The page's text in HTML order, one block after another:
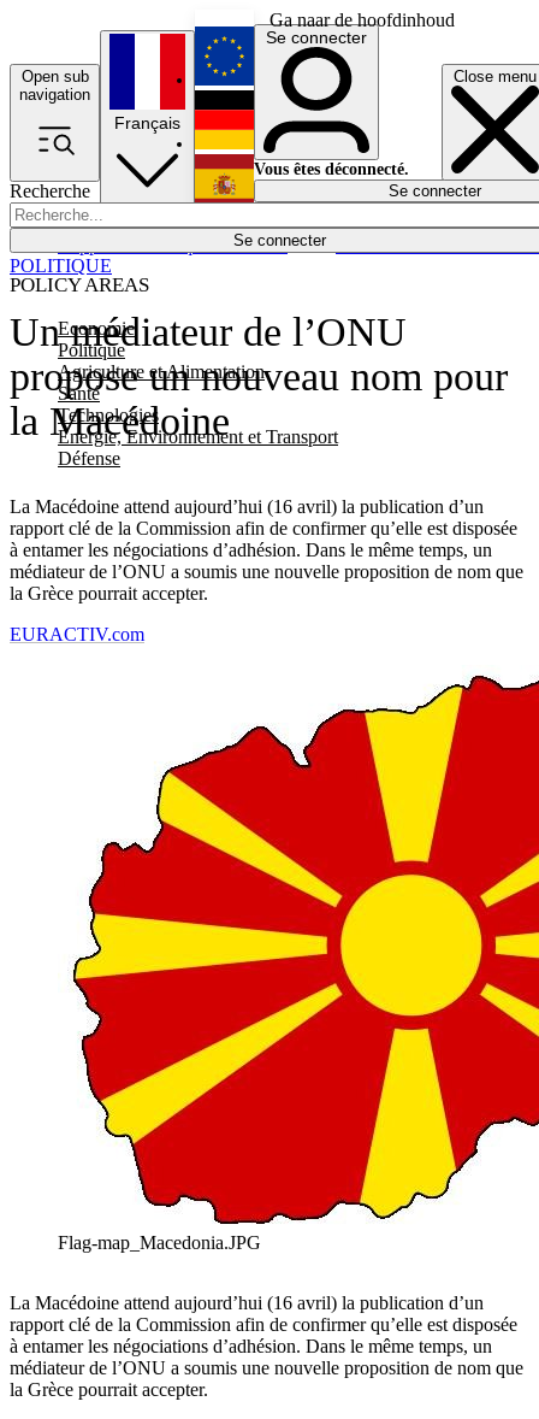
Ga naar de hoofdinhoud
Open sub
navigation
Close menu
Recherche
Se connecter
POLICY AREAS
Economie
Politique
Agriculture et Alimentation
Santé
Technologies
Energie, Environnement et Transport
Défense
Économie
Français
English
Deutsch
Español
Se connecter
Vous êtes déconnecté.
Se connecter
Un médiateur de l’ONU
propose un nouveau nom pour
la Macédoine
La Macédoine attend aujourd’hui (16 avril) la publication d’un
rapport clé de la Commission afin de confirmer qu’elle est disposée
à entamer les négociations d’adhésion. Dans le même temps, un
médiateur de l’ONU a soumis une nouvelle proposition de nom que
la Grèce pourrait accepter.
POLITIQUE
EURACTIV.com
Flag-map_Macedonia.JPG
La Macédoine attend aujourd’hui (16 avril) la publication d’un
rapport clé de la Commission afin de confirmer qu’elle est disposée
à entamer les négociations d’adhésion. Dans le même temps, un
médiateur de l’ONU a soumis une nouvelle proposition de nom que
la Grèce pourrait accepter.